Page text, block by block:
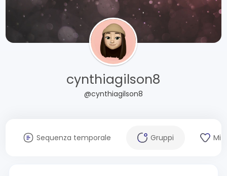
cynthiagilson8
@cynthiagilson8
Sequenza temporale Gruppi Mi